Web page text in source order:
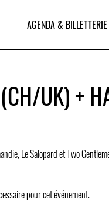
AGENDA & BILLETTERIE
UK) +
Le Salopard et Two
pour cet événement.